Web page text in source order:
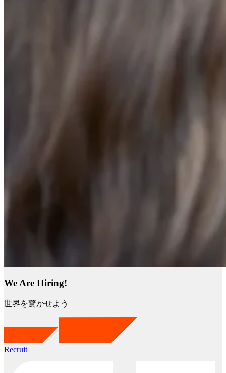
We Are Hiring!
世界を驚かせよう
Recruit